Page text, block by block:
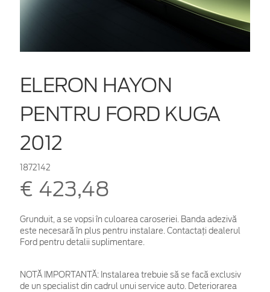
ELERON HAYON
PENTRU FORD KUGA
2012
1872142
€ 423,48
Grunduit, a se vopsi în culoarea caroseriei. Banda adezivă
este necesară în plus pentru instalare. Contactaţi dealerul
Ford pentru detalii suplimentare.
NOTĂ IMPORTANTĂ: Instalarea trebuie să se facă exclusiv
de un specialist din cadrul unui service auto. Deteriorarea